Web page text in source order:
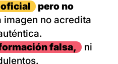
pero no
imagen no acredita
falsa,
ni